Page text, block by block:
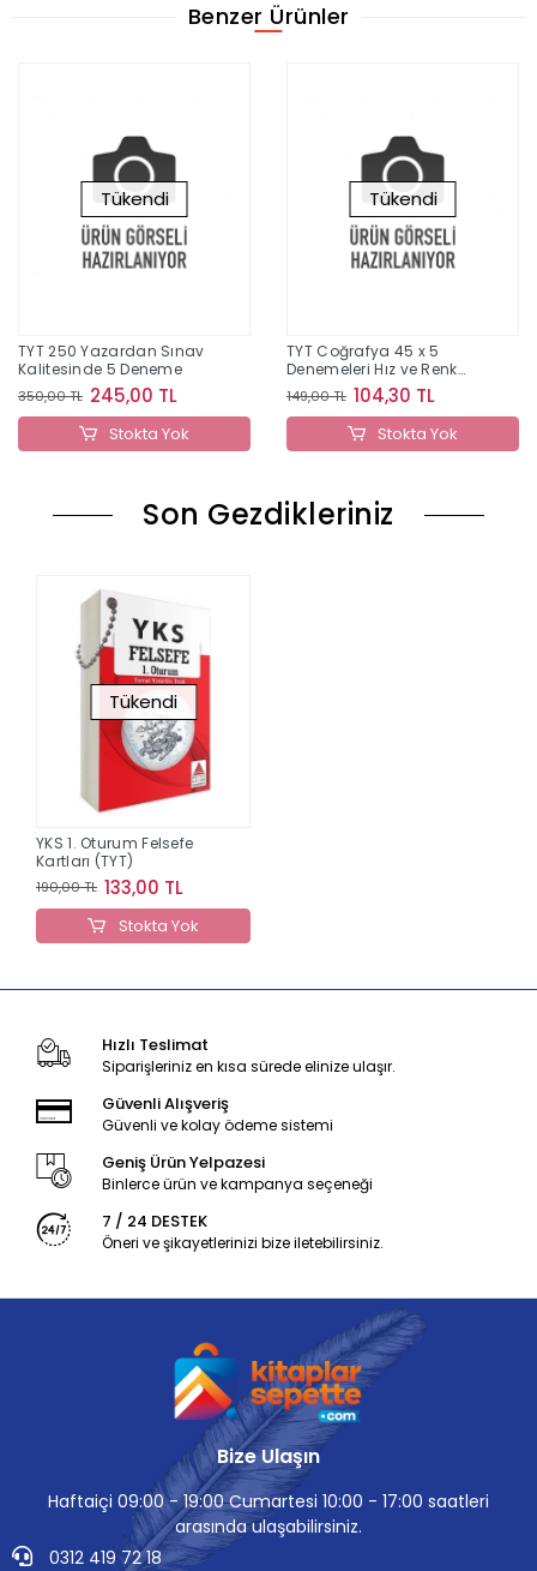
Benzer Ürünler
Tükendi
TYT 250 Yazardan Sınav
Kalitesinde 5 Deneme
350,00 TL 245,00 TL
Stokta Yok
Tükendi
TYT Coğrafya 45 x 5
Denemeleri Hız ve Renk
Yayınları
149,00 TL 104,30 TL
Stokta Yok
Son Gezdikleriniz
Tükendi
YKS 1. Oturum Felsefe
Kartları (TYT)
190,00 TL 133,00 TL
Stokta Yok
Hızlı Teslimat
Siparişleriniz en kısa sürede elinize ulaşır.
Güvenli Alışveriş
Güvenli ve kolay ödeme sistemi
Geniş Ürün Yelpazesi
Binlerce ürün ve kampanya seçeneği
7 / 24 DESTEK
Öneri ve şikayetlerinizi bize iletebilirsiniz.
Bize Ulaşın
Haftaiçi 09:00 - 19:00 Cumartesi 10:00 - 17:00 saatleri
arasında ulaşabilirsiniz.
0312 419 72 18